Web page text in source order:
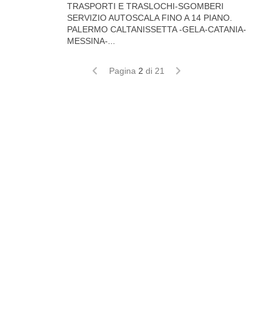
TRASPORTI E TRASLOCHI-SGOMBERI
SERVIZIO AUTOSCALA FINO A 14 PIANO.
PALERMO CALTANISSETTA -GELA-CATANIA-
MESSINA-...
Pagina 2 di 21